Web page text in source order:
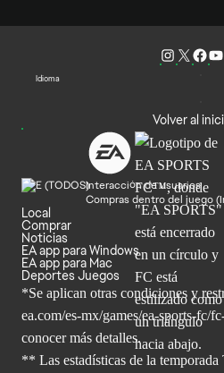
Idioma
Volver al
Interacción de usuarios
Compras dentro del juego
Local
Comprar
Noticias
EA app para Windows
EA app para Mac
Deportes Juegos
*Se aplican otras condiciones y
ea.com/es-mx/games/ea-sports-fc/
conocer más detalles.
** Las estadísticas de la